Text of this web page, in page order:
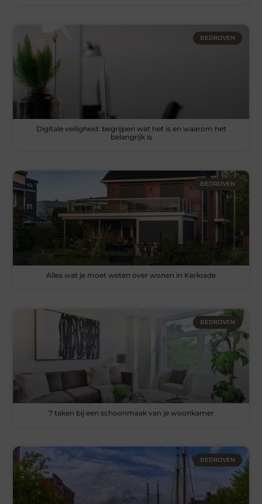
BEDRIJVEN
Digitale veiligheid: begrijpen wat het is en waarom het
belangrijk is
BEDRIJVEN
Alles wat je moet weten over wonen in Kerkrade
BEDRIJVEN
7 taken bij een schoonmaak van je woonkamer
BEDRIJVEN